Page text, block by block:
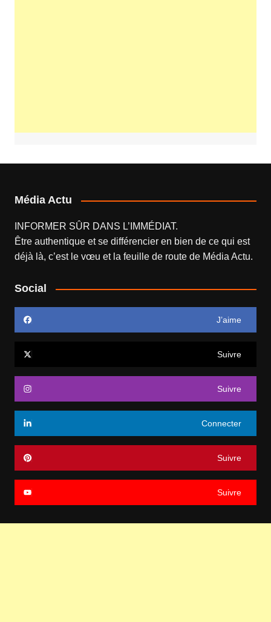
Média Actu
INFORMER SÛR DANS L’IMMÉDIAT.
Être authentique et se différencier en bien de ce qui est
déjà là, c’est le vœu et la feuille de route de Média Actu.
Social
J’aime
Suivre
Suivre
Connecter
Suivre
Suivre